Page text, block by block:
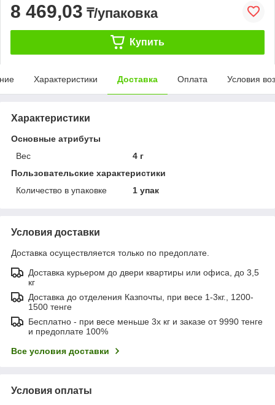
8 469,03 ₸/упаковка
Купить
Характеристики Доставка Оплата Условия
Характеристики
Основные атрибуты
Вес
4 г
Пользовательские характеристики
Количество в упаковке
1 упак
Условия доставки
Доставка осуществляется только по предоплате.
Доставка курьером до двери квартиры или офиса, до 3,5
кг
Доставка до отделения Казпочты, при весе 1-3кг., 1200-
1500 тенге
Бесплатно - при весе меньше 3х кг и заказе от 9990 тенге
и предоплате 100%
Все условия доставки
Условия оплаты